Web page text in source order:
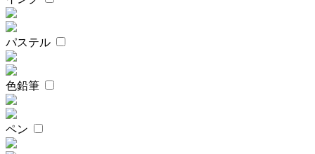
パステル
色鉛筆
ペン